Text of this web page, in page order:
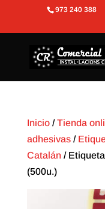
Abrir barra de
973 240 388
Inicio/Tienda
adhesivas/
Catalán/
(500u.)